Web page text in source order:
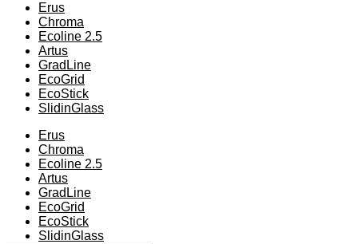
Erus
Chroma
Ecoline 2.5
Artus
GradLine
EcoGrid
EcoStick
SlidinGlass
Erus
Chroma
Ecoline 2.5
Artus
GradLine
EcoGrid
EcoStick
SlidinGlass